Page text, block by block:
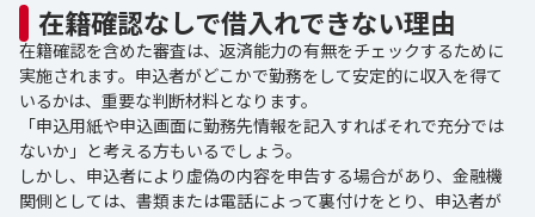
在籍確認なしで借入れできない理由
在籍確認を含めた審査は、返済能力の有無をチェックするために
実施されます。申込者がどこかで勤務をして安定的に収入を得て
いるかは、重要な判断材料となります。
「申込用紙や申込画面に勤務先情報を記入すればそれで充分では
ないか」と考える方もいるでしょう。
しかし、申込者により虚偽の内容を申告する場合があり、金融機
関側としては、書類または電話によって裏付けをとり、申込者が